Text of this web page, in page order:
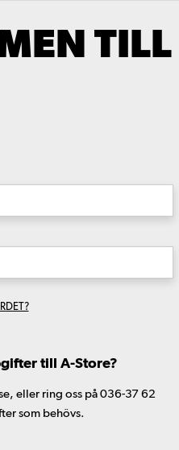
TILL
till A-Store?
eller ring oss på 036-37 62
som behövs.